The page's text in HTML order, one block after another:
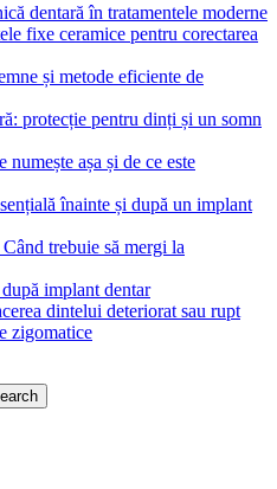
dentară în tratamentele moderne
fixe ceramice pentru corectarea
și metode eficiente de
protecție pentru dinți și un somn
numește așa și de ce este
înainte și după un implant
trebuie să mergi la
implant dentar
dintelui deteriorat sau rupt
zigomatice